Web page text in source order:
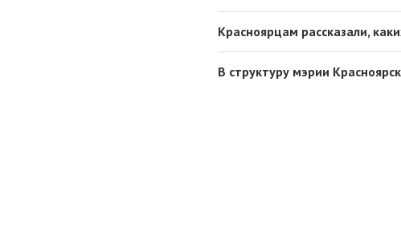
Красноярцам рассказали,
В структуру мэрии